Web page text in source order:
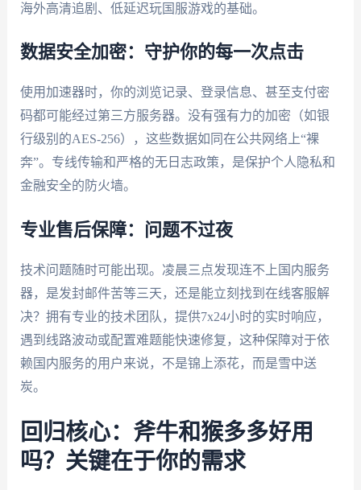
海外高清追剧、低延迟玩国服游戏的基础。
数据安全加密：守护你的每一次点击
使用加速器时，你的浏览记录、登录信息、甚至支付密
码都可能经过第三方服务器。没有强有力的加密（如银
行级别的AES-256），这些数据如同在公共网络上“裸
奔”。专线传输和严格的无日志政策，是保护个人隐私和
金融安全的防火墙。
专业售后保障：问题不过夜
技术问题随时可能出现。凌晨三点发现连不上国内服务
器，是发封邮件苦等三天，还是能立刻找到在线客服解
决？拥有专业的技术团队，提供7x24小时的实时响应，
遇到线路波动或配置难题能快速修复，这种保障对于依
赖国内服务的用户来说，不是锦上添花，而是雪中送
炭。
回归核心：斧牛和猴多多好用
吗？关键在于你的需求